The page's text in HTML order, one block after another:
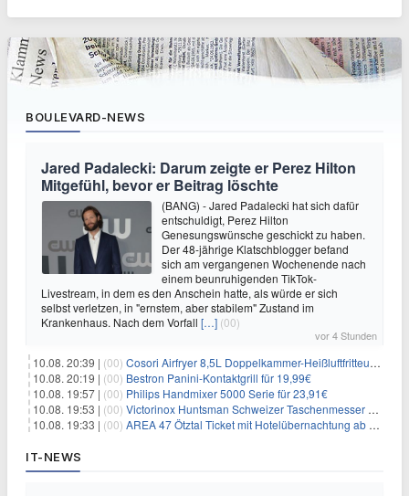
BOULEVARD-NEWS
Jared Padalecki: Darum zeigte er Perez Hilton
Mitgefühl, bevor er Beitrag löschte
(BANG) - Jared Padalecki hat sich dafür
entschuldigt, Perez Hilton
Genesungswünsche geschickt zu haben.
Der 48-jährige Klatschblogger befand
sich am vergangenen Wochenende nach
einem beunruhigenden TikTok-
Livestream, in dem es den Anschein hatte, als würde er sich
selbst verletzen, in "ernstem, aber stabilem" Zustand im
Krankenhaus. Nach dem Vorfall […] (00)
vor 4 Stunden
10.08. 20:39 | (00) Cosori Airfryer 8,5L Doppelkammer-Heißluftfritteuse mit Sichtfenster für 139,94€
10.08. 20:19 | (00) Bestron Panini-Kontaktgrill für 19,99€
10.08. 19:57 | (00) Philips Handmixer 5000 Serie für 23,91€
10.08. 19:53 | (00) Victorinox Huntsman Schweizer Taschenmesser mit 15 Funktionen für 31,65€
10.08. 19:33 | (00) AREA 47 Ötztal Ticket mit Hotelübernachtung ab 109€ p.P.
IT-NEWS